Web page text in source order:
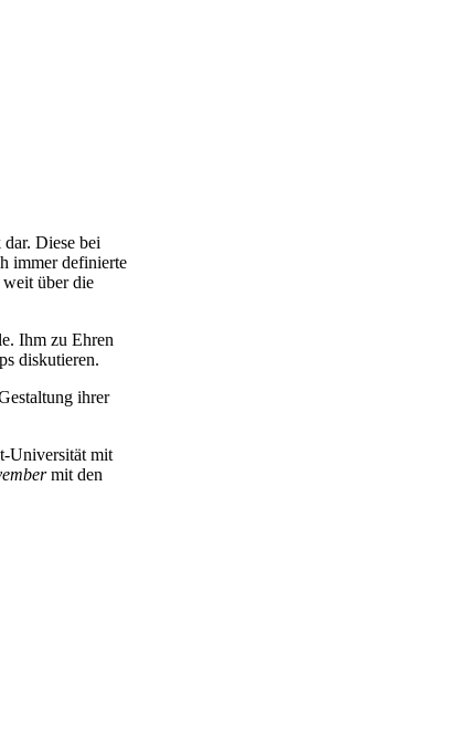
Diese bei
immer definierte
weit über die
Ihm zu Ehren
diskutieren.
ihrer
Universität mit
mit den